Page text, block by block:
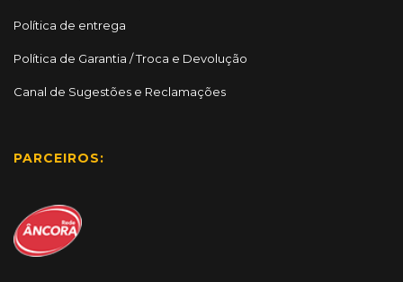
Política de entrega
Política de Garantia / Troca e Devolução
Canal de Sugestões e Reclamações
PARCEIROS: